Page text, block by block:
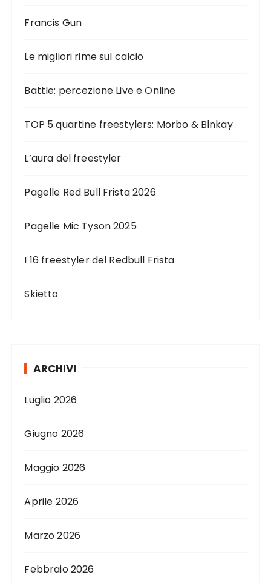
Francis Gun
Le migliori rime sul calcio
Battle: percezione Live e Online
TOP 5 quartine freestylers: Morbo & Blnkay
L’aura del freestyler
Pagelle Red Bull Frista 2026
Pagelle Mic Tyson 2025
I 16 freestyler del Redbull Frista
Skietto
ARCHIVI
Luglio 2026
Giugno 2026
Maggio 2026
Aprile 2026
Marzo 2026
Febbraio 2026